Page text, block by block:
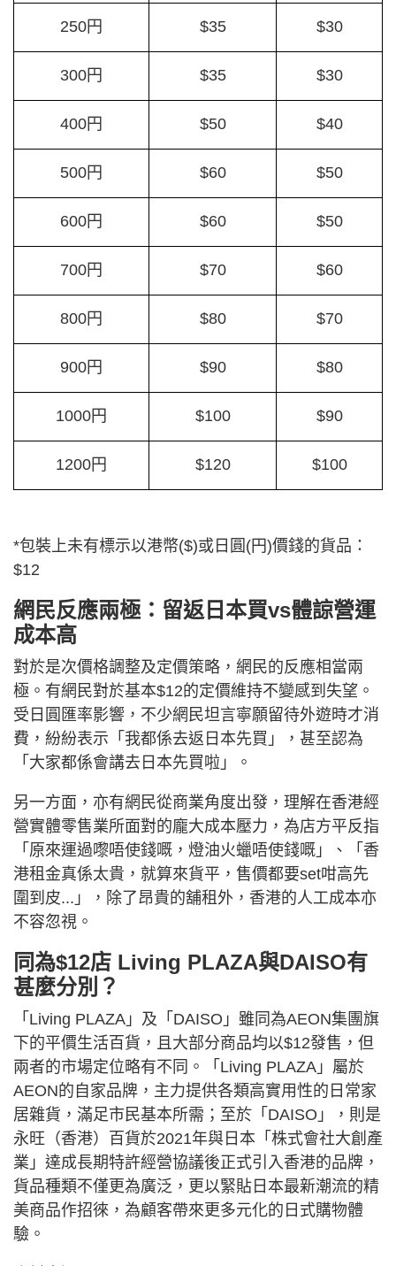
250円 $35 $30
300円 $35 $30
400円 $50 $40
500円 $60 $50
600円 $60 $50
700円 $70 $60
800円 $80 $70
900円 $90 $80
1000円 $100 $90
1200円 $120 $100
*包裝上未有標示以港幣($)或日圓(円)價錢的貨品：
$12
網民反應兩極：留返日本買vs體諒營運
成本高
對於是次價格調整及定價策略，網民的反應相當兩
極。有網民對於基本$12的定價維持不變感到失望。
受日圓匯率影響，不少網民坦言寧願留待外遊時才消
費，紛紛表示「我都係去返日本先買」，甚至認為
「大家都係會講去日本先買啦」。
另一方面，亦有網民從商業角度出發，理解在香港經
營實體零售業所面對的龐大成本壓力，為店方平反指
「原來運過嚟唔使錢嘅，燈油火蠟唔使錢嘅」、「香
港租金真係太貴，就算來貨平，售價都要set咁高先
圍到皮...」，除了昂貴的舖租外，香港的人工成本亦
不容忽視。
同為$12店 Living PLAZA與DAISO有
甚麼分別？
「Living PLAZA」及「DAISO」雖同為AEON集團旗
下的平價生活百貨，且大部分商品均以$12發售，但
兩者的市場定位略有不同。「Living PLAZA」屬於
AEON的自家品牌，主力提供各類高實用性的日常家
居雜貨，滿足市民基本所需；至於「DAISO」，則是
永旺（香港）百貨於2021年與日本「株式會社大創產
業」達成長期特許經營協議後正式引入香港的品牌，
貨品種類不僅更為廣泛，更以緊貼日本最新潮流的精
美商品作招徠，為顧客帶來更多元化的日式購物體
驗。